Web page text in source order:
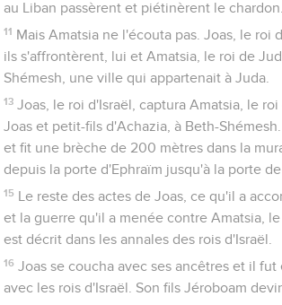
au Liban passèrent et piétinèrent le chardon.
11 Mais Amatsia ne l'écouta pas. Joas, le roi
ils s'affrontèrent, lui et Amatsia, le roi de
Shémesh, une ville qui appartenait à Juda.
13 Joas, le roi d'Israël, captura Amatsia, le
Joas et petit-fils d'Achazia, à Beth-
et fit une brèche de 200 mètres dans la
depuis la porte d'Ephraïm jusqu'à la porte de
15
Le reste des actes de Joas, ce qu'il a
et la guerre qu'il a menée contre Amatsia,
est décrit dans les annales des rois d'Israël.
16 Joas se coucha avec ses ancêtres et il fut
avec les rois d'Israël. Son fils Jéroboam